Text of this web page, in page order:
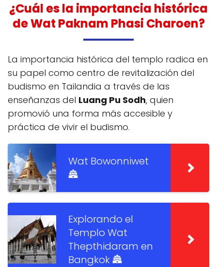
¿Cuál es la importancia histórica
de Wat Paknam Phasi Charoen?
La importancia histórica del templo radica en
su papel como centro de revitalización del
budismo en Tailandia a través de las
enseñanzas del Luang Pu Sodh, quien
promovió una forma más accesible y
práctica de vivir el budismo.
Wat Bowonniwet
🏯
Explorando el
Templo Wat
Thepthidaram en
Bangkok 🏯